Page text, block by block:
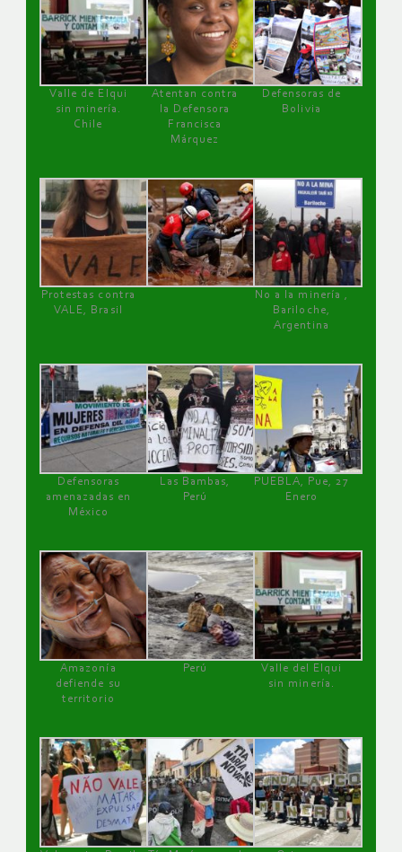
Valle de Elqui
sin minería.
Chile
Atentan contra
la Defensora
Francisca
Márquez
Defensoras de
Bolivia
Protestas contra
VALE, Brasil
No a la minería ,
Bariloche,
Argentina
Defensoras
amenazadas en
México
Las Bambas,
Perú
PUEBLA, Pue, 27
Enero
Amazonía
defiende su
territorio
Perú
Valle del Elqui
sin minería.